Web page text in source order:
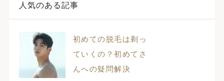
人気のある記事
初めての脱毛は剃っ
ていくの？初めてさ
んへの疑問解決